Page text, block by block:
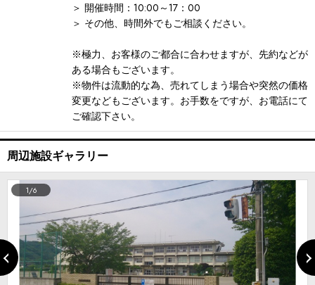
＞ 開催時間：10:00～17：00
＞ その他、時間外でもご相談ください。
※極力、お客様のご都合に合わせますが、先約などが
ある場合もございます。
※物件は流動的な為、売れてしまう場合や突然の価格
変更などもございます。お手数をですが、お電話にて
ご確認下さい。
周辺施設ギャラリー
1/6